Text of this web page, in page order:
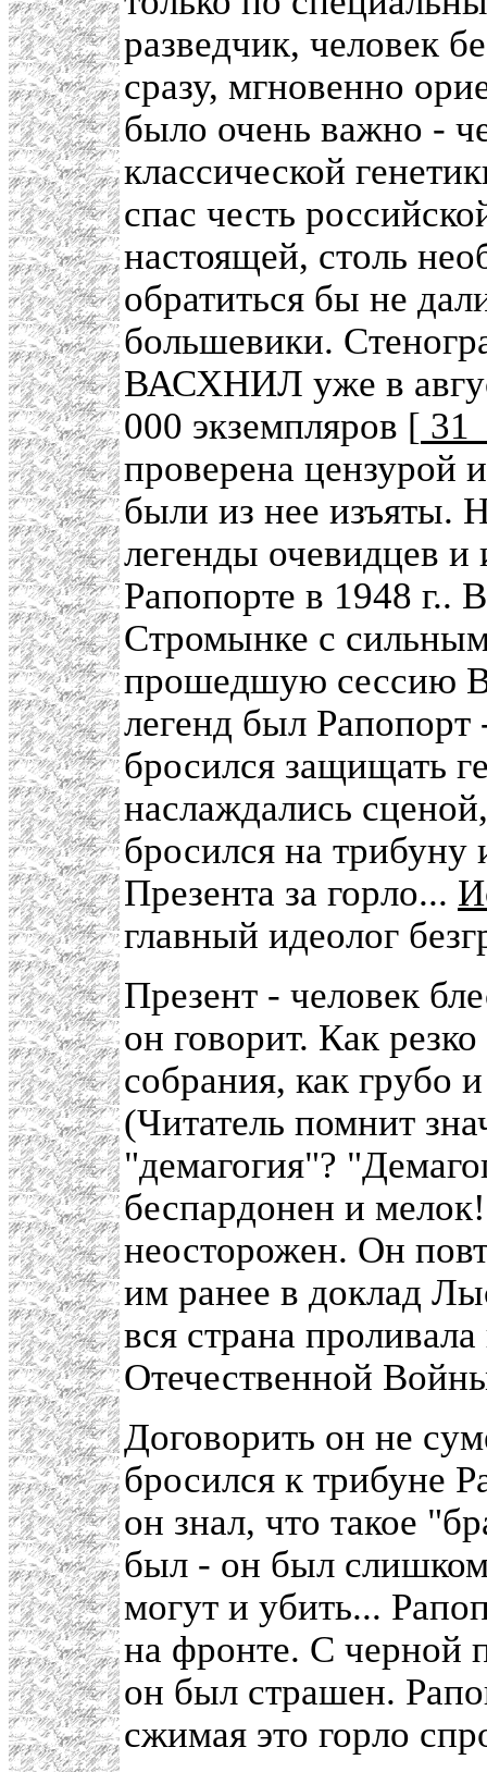
разведчик, человек
сразу, мгновенно
было очень важно -
классической
спас честь
настоящей, столь
обратиться бы не
большевики.
ВАСХНИЛ уже в
000 экземпляров [
проверена цензурой
были из нее изъяты.
легенды очевидцев
Рапопорте в 1948 г..
Стромынке с
прошедшую сессию
легенд был
бросился защищать
наслаждались
бросился на трибуну
Презента за горло...
главный идеолог
Презент - человек
он говорит. Как
собрания, как грубо
(Читатель помнит
"демагогия"?
беспардонен и
неосторожен. Он
им ранее в доклад
вся страна
Отечественной
Договорить он не
бросился к трибуне
он знал, что такое
был - он был
могут и убить...
на фронте. С черной
он был страшен.
сжимая это горло